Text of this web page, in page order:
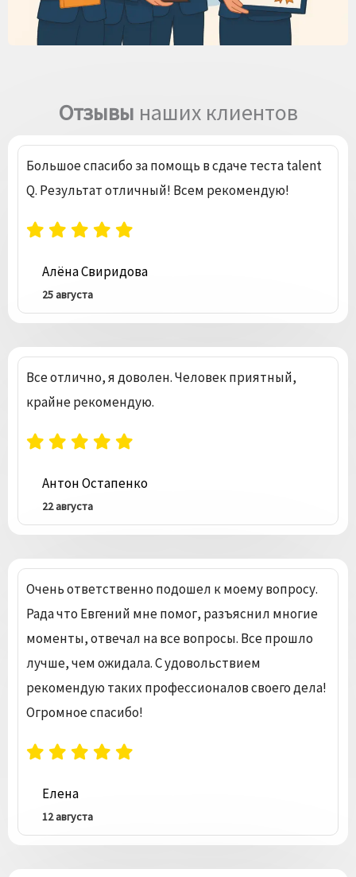
Отзывы наших клиентов
Большое спасибо за помощь в сдаче теста talent
Q. Результат отличный! Всем рекомендую!
Алёна Свиридова
25 августа
Все отлично, я доволен. Человек приятный,
крайне рекомендую.
Антон Остапенко
22 августа
Очень ответственно подошел к моему вопросу.
Рада что Евгений мне помог, разъяснил многие
моменты, отвечал на все вопросы. Все прошло
лучше, чем ожидала. С удовольствием
рекомендую таких профессионалов своего дела!
Огромное спасибо!
Елена
12 августа